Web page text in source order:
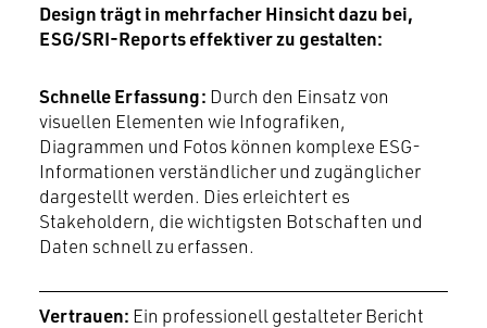
Design trägt in mehrfacher Hinsicht dazu bei,
ESG/SRI-Reports effektiver zu gestalten:
Schnelle Erfassung: Durch den Einsatz von
visuellen Elementen wie Infografiken,
Diagrammen und Fotos können komplexe ESG-
Informationen verständlicher und zugänglicher
dargestellt werden. Dies erleichtert es
Stakeholdern, die wichtigsten Botschaften und
Daten schnell zu erfassen.
Vertrauen: Ein professionell gestalteter Bericht